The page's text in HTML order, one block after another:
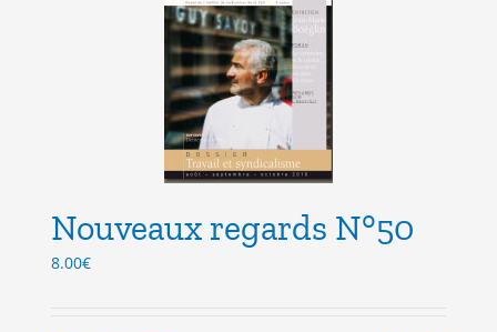
options
peuvent
être
choisies
sur
la
page
du
Nouveaux regards N°50
8.00€